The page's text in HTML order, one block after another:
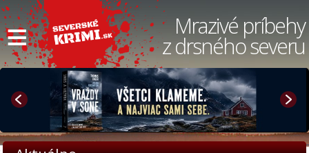
≡ Mrazivé príbehy
z drsného severu